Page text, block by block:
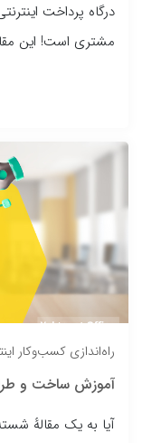
درگاه پرداخت
مشتری است! این
راه‌اندازی کسب‌وکار
آموزش ساخت و
آیا به یک مقالهٔ